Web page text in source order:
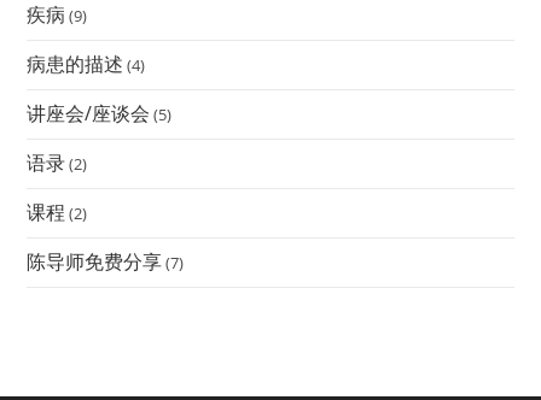
疾病 (9)
病患的描述 (4)
讲座会/座谈会 (5)
语录(2)
课程 (2)
陈导师免费分享(7)